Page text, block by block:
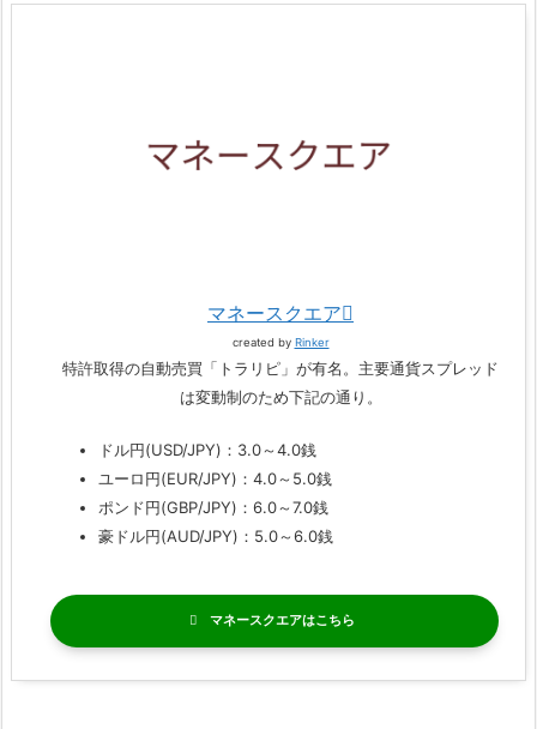
マネースクエア
created by Rinker
特許取得の自動売買「トラリピ」が有名。主要通貨スプレッド
は変動制のため下記の通り。
ドル円(USD/JPY)：3.0～4.0銭
ユーロ円(EUR/JPY)：4.0～5.0銭
ポンド円(GBP/JPY)：6.0～7.0銭
豪ドル円(AUD/JPY)：5.0～6.0銭
マネースクエア